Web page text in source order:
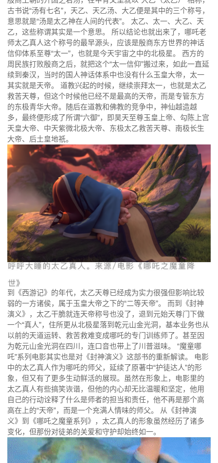
古书说“汤有七名”，天乙、天乙汤、大乙便是其中的三个称号，
意思就是“汤是太乙神在人间的代表”。 太乙、太一、大乙、天
乙，这些称谓其实是一个意思。 所以结论也就出来了，哪吒老
师太乙真人这个称号的最早源头，应该是殷商东方世界的神话
信仰体系至尊“太一”，也就是今天宇宙之中的北极星。 西方的
周民族打败殷商之后，就把这个“太一信仰”搬过来，如此一直延
续到秦汉，当时的国人神话体系中也没有什么玉皇大帝，太一
其实就是天帝。 道教兴起的时候，继续崇拜太一，也就是太乙
救苦天尊，但这个时候他已经不是最高的天帝，而是专管东方
的东极青华大帝。随后在道教和佛教的竞争中，神仙越造越
多，最终便形成了所谓“六御”，即昊天至尊玉皇上帝、勾陈上宫
天皇大帝、中天紫微北极大帝、东极太乙救苦天尊、南极长生
大帝、后土皇地祇。
到《西游记》的年代，太乙天尊已经成为实力很强但影响比较
弱的一方诸侯，属于玉皇大帝之下的“二等天帝”。 而到《封神
演义》，太乙干脆就连天帝称号也没了，退到元始天尊门下做
一个“真人”，住所更从北极星落到乾元山金光洞，基本业务也从
以前的天道运转、救苦救难变成哪吒的专门训练师了。甚至因
为乾元山金光洞在四川，连口音也带上了川普滋味。 “魔童哪
吒”系列电影其实也是对《封神演义》这部书的重新解读。 电影
中的太乙真人作为哪吒的师父，延续了原著中“护徒达人”的形
象，但又有了更多生动鲜活的展现。虽然在形象上，电影里的
太乙真人有些搞笑诙谐，但他的内心却无比温暖和坚定，他用
自己的行动诠释了什么是师者的担当和责任，他不再是那个高
高在上的“天帝”，而是一个充满人情味的师父。 从《封神演
义》到《哪吒之魔童系列》，太乙真人的形象虽然经历了诸多
变化，但那份对徒弟的关爱和守护却始终如一。